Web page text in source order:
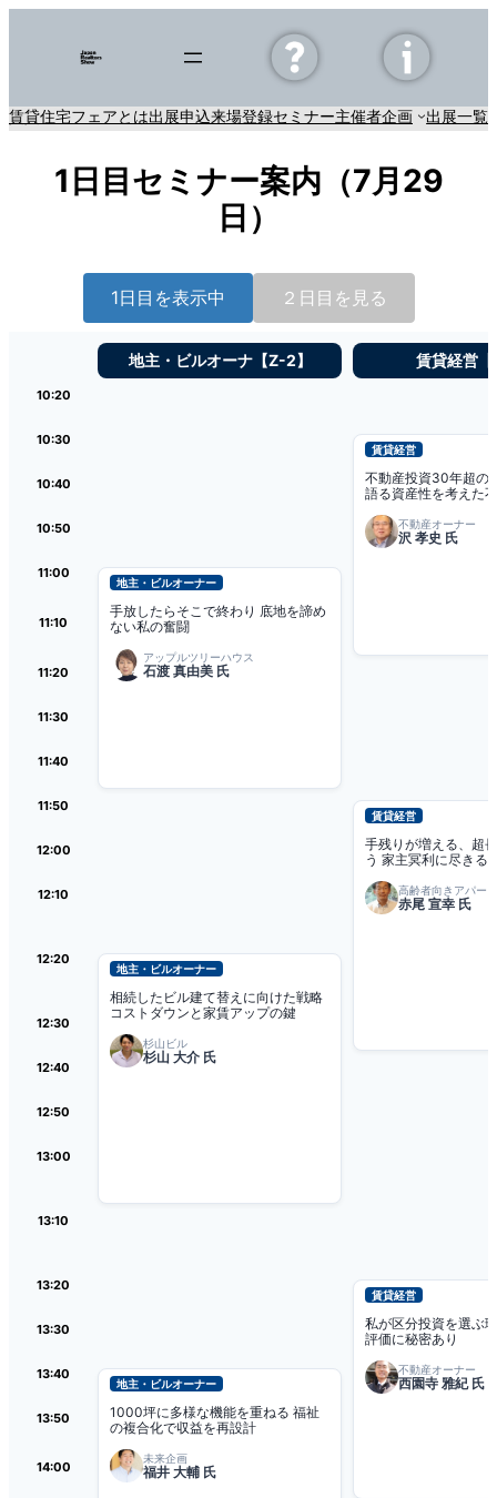
ス
キ
賃貸住宅フェアとは出展申込来場登録セミナー主催者企画 出展一覧
1日目セミナー案内（7月29
日）
1日目を表示中 ２日目を見る
地主・ビルオーナ【Z-2】 賃貸経営
10:20
10:30
賃貸経営
不動産投資30年超の
語る資産性を考えた
不動産オーナー
沢 孝史 氏
10:40
10:50
11:00
地主・ビルオーナー
手放したらそこで終わり 底地を諦め
ない私の奮闘
アップルツリーハウス
石渡 真由美 氏
11:10
11:20
11:30
11:40
11:50
賃貸経営
手残りが増える、超
う 家主冥利に尽きる
高齢者向きアパー
赤尾 宣幸 氏
12:00
12:10
12:20
地主・ビルオーナー
相続したビル建て替えに向けた戦略
コストダウンと家賃アップの鍵
杉山ビル
杉山 大介 氏
12:30
12:40
12:50
13:00
13:10
13:20
賃貸経営
私が区分投資を選ぶ
評価に秘密あり
不動産オーナー
西園寺 雅紀 氏
13:30
13:40
地主・ビルオーナー
1000坪に多様な機能を重ねる 福祉
の複合化で収益を再設計
未来企画
福井 大輔 氏
13:50
14:00